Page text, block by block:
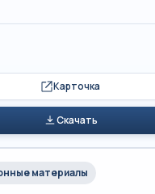
Карточка
Скачать
материалы